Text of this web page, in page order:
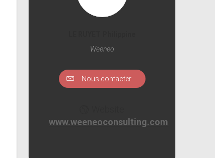
Weeneo
Nous contacter
www.weeneoconsulting.com